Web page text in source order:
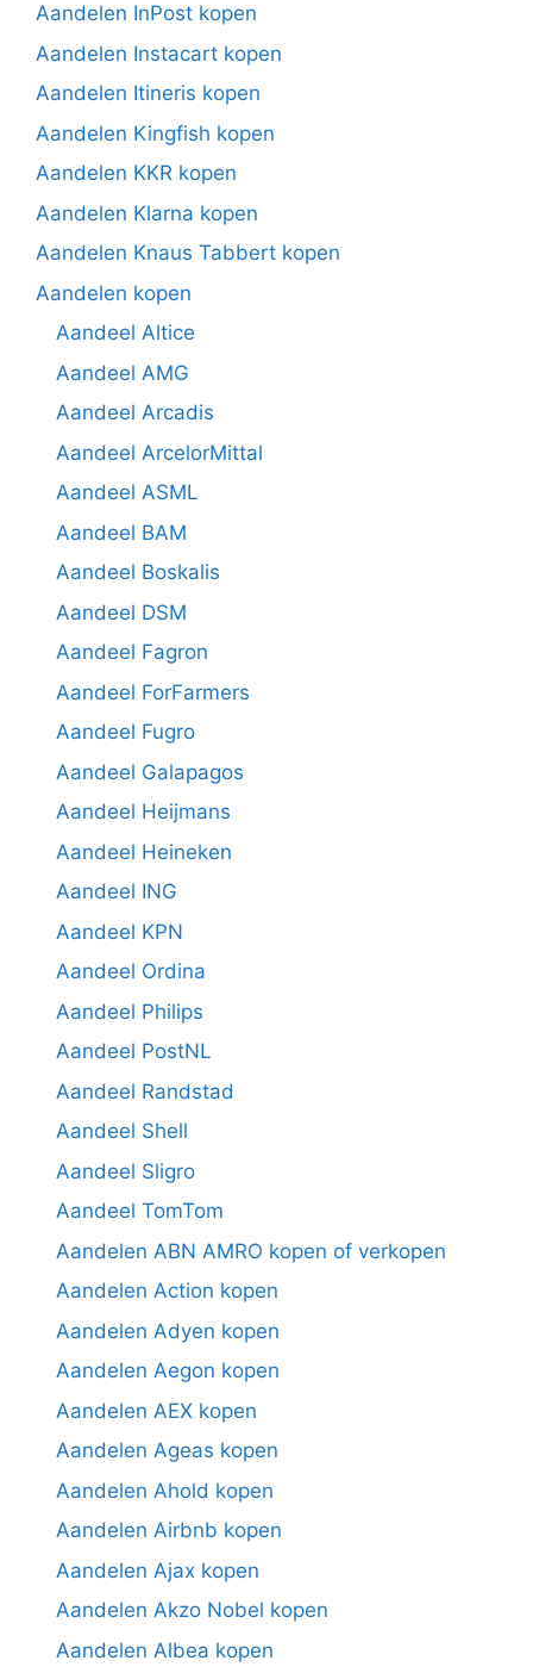
Aandelen InPost kopen
Aandelen Instacart kopen
Aandelen Itineris kopen
Aandelen Kingfish kopen
Aandelen KKR kopen
Aandelen Klarna kopen
Aandelen Knaus Tabbert kopen
Aandelen kopen
Aandeel Altice
Aandeel AMG
Aandeel Arcadis
Aandeel ArcelorMittal
Aandeel ASML
Aandeel BAM
Aandeel Boskalis
Aandeel DSM
Aandeel Fagron
Aandeel ForFarmers
Aandeel Fugro
Aandeel Galapagos
Aandeel Heijmans
Aandeel Heineken
Aandeel ING
Aandeel KPN
Aandeel Ordina
Aandeel Philips
Aandeel PostNL
Aandeel Randstad
Aandeel Shell
Aandeel Sligro
Aandeel TomTom
Aandelen ABN AMRO kopen of verkopen
Aandelen Action kopen
Aandelen Adyen kopen
Aandelen Aegon kopen
Aandelen AEX kopen
Aandelen Ageas kopen
Aandelen Ahold kopen
Aandelen Airbnb kopen
Aandelen Ajax kopen
Aandelen Akzo Nobel kopen
Aandelen Albea kopen